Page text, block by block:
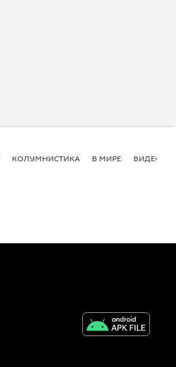
КОЛУМНИСТИКА В МИРЕ ВИДЕО